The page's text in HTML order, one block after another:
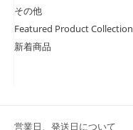
その他
Featured Product Collection
新着商品
営業日、発送日について